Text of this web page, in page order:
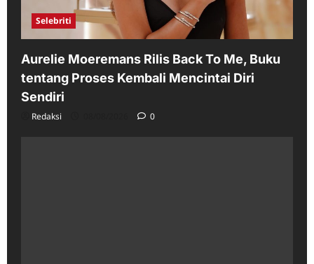
Selebriti
Aurelie Moeremans Rilis Back To Me, Buku
tentang Proses Kembali Mencintai Diri
Sendiri
Redaksi 0